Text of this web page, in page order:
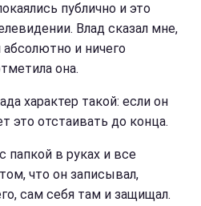
публично и это
Влад сказал мне,
абсолютно и ничего
она.
характер такой: если он
это отстаивать до конца.
папкой в руках и все
что он записывал,
сам себя там и защищал.